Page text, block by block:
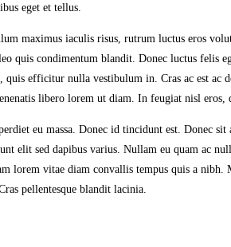
eget et tellus.
maximus iaculis risus, rutrum luctus eros
quis condimentum blandit. Donec luctus
efficitur nulla vestibulum in. Cras ac est
libero lorem ut diam. In feugiat nisl eros,
eu massa. Donec id tincidunt est. Donec
elit sed dapibus varius. Nullam eu quam ac
lorem vitae diam convallis tempus quis a
pellentesque blandit lacinia.